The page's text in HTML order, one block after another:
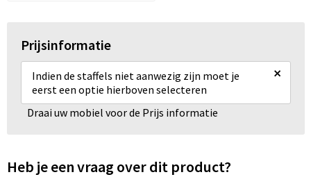
Prijsinformatie
Indien de staffels niet aanwezig zijn moet je
eerst een optie hierboven selecteren
×
Draai uw mobiel voor de Prijs informatie
Heb je een vraag over dit product?